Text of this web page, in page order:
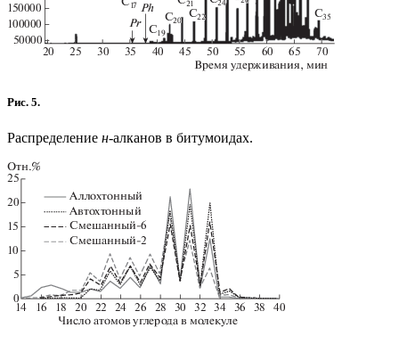
Рис. 5.
Распределение н-алканов в битумоидах.